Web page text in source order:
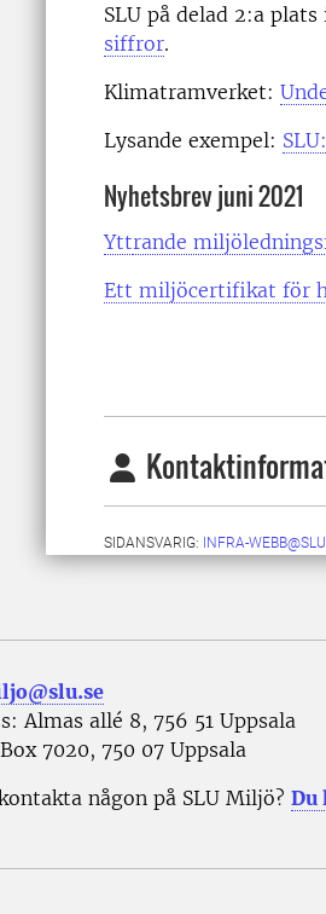
SLU på delad 2:a
siffror.
Klimatramverket:
Lysande exempel:
Nyhetsbrev juni 2021
Yttrande
Ett miljöcertifikat för
SIDANSVARIG: INFRA-
Almas allé 8, 756 51 Uppsala
7020, 750 07 Uppsala
någon på SLU Miljö? Du